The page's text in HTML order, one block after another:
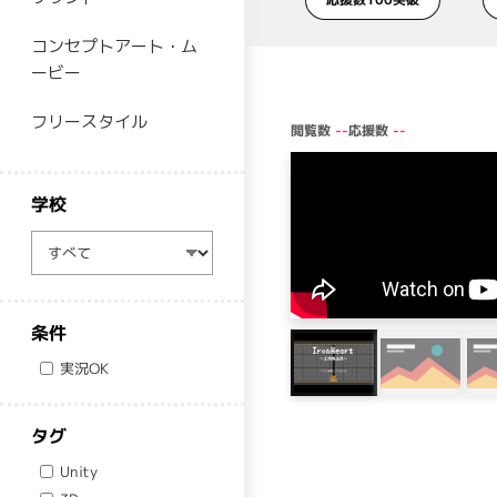
コンセプトアート・ム
ービー
フリースタイル
学校
学校
条件
実況OK
タグ
Unity
閲覧数 --応援数 --